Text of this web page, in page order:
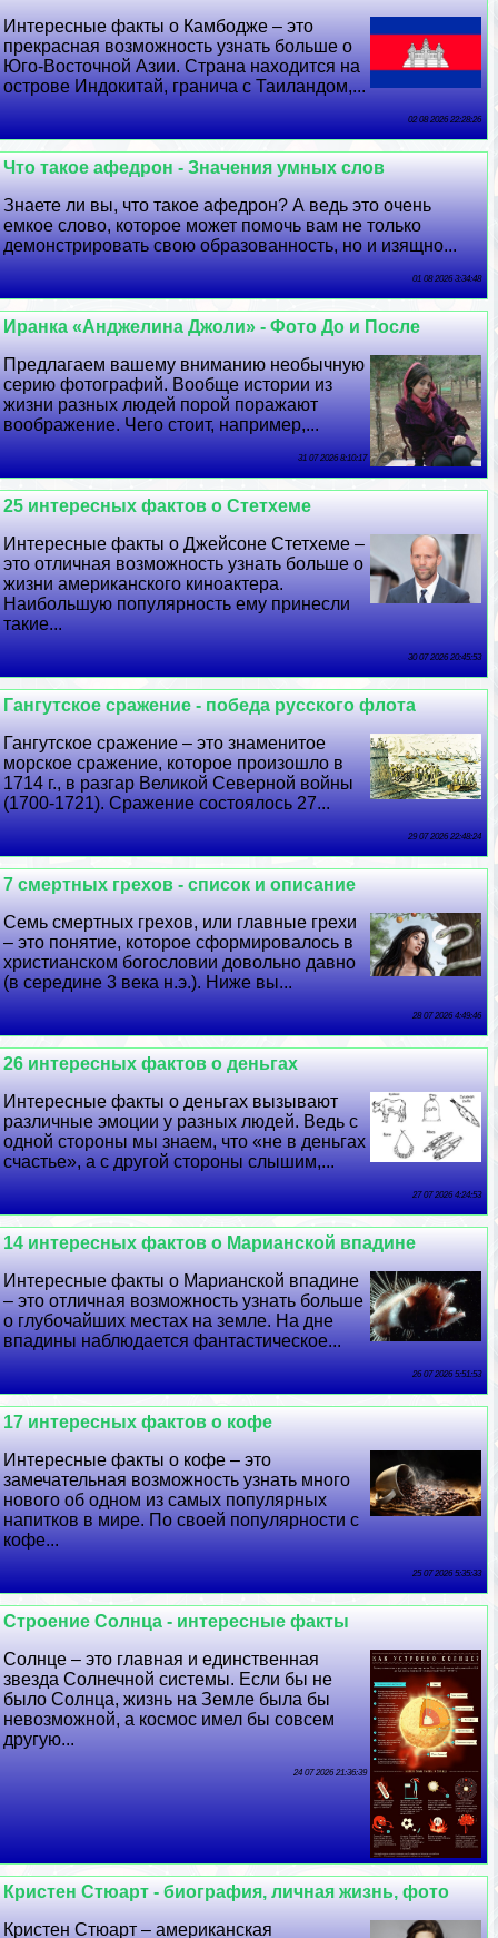
Интересные факты о Камбодже – это
прекрасная возможность узнать больше о
Юго-Восточной Азии. Страна находится на
острове Индокитай, гранича с Таиландом,...
02 08 2026 22:28:26
Что такое афедрон - Значения умных слов
Знаете ли вы, что такое афедрон? А ведь это очень
емкое слово, которое может помочь вам не только
демонстрировать свою образованность, но и изящно...
01 08 2026 3:34:48
Иранка «Анджелина Джоли» - Фото До и После
Предлагаем вашему вниманию необычную
серию фотографий. Вообще истории из
жизни разных людей порой поражают
воображение. Чего стоит, например,...
31 07 2026 8:10:17
25 интересных фактов о Стетхеме
Интересные факты о Джейсоне Стетхеме –
это отличная возможность узнать больше о
жизни американского киноактера.
Наибольшую популярность ему принесли
такие...
30 07 2026 20:45:53
Гангутское сражение - победа русского флота
Гангутское сражение – это знаменитое
морское сражение, которое произошло в
1714 г., в разгар Великой Северной войны
(1700-1721). Сражение состоялось 27...
29 07 2026 22:48:24
7 cмepтных грехов - список и описание
Семь cмepтных грехов, или главные грехи
– это понятие, которое сформировалось в
христианском богословии довольно давно
(в середине 3 века н.э.). Ниже вы...
28 07 2026 4:49:46
26 интересных фактов о деньгах
Интересные факты о деньгах вызывают
различные эмоции у разных людей. Ведь с
одной стороны мы знаем, что «не в деньгах
счастье», а с другой стороны слышим,...
27 07 2026 4:24:53
14 интересных фактов о Марианской впадине
Интересные факты о Марианской впадине
– это отличная возможность узнать больше
о глубочайших местах на земле. На дне
впадины наблюдается фантастическое...
26 07 2026 5:51:53
17 интересных фактов о кофе
Интересные факты о кофе – это
замечательная возможность узнать много
нового об одном из самых популярных
напитков в мире. По своей популярности с
кофе...
25 07 2026 5:35:33
Строение Солнца - интересные факты
Солнце – это главная и единственная
звезда Солнечной системы. Если бы не
было Солнца, жизнь на Земле была бы
невозможной, а космос имел бы совсем
другую...
24 07 2026 21:36:39
Кристен Стюарт - биография, личная жизнь, фото
Кристен Стюарт – американская